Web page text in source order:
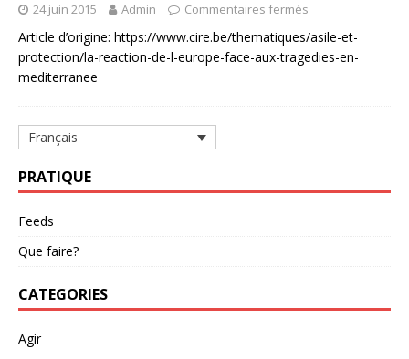
24 juin 2015 Admin Commentaires fermés
Article d’origine: https://www.cire.be/thematiques/asile-et-
protection/la-reaction-de-l-europe-face-aux-tragedies-en-
mediterranee
Français
PRATIQUE
Feeds
Que faire?
CATEGORIES
Agir